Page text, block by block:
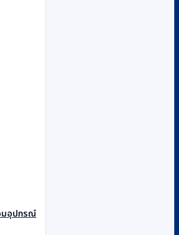
มอุปกรณ์